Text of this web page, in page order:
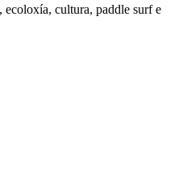
ecoloxía, cultura, paddle surf e